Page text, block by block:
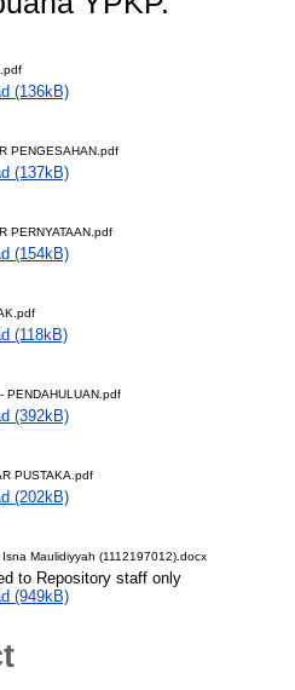
(136kB)
PENGESAHAN.pdf
(137kB)
PERNYATAAN.pdf
(154kB)
(118kB)
PENDAHULUAN.pdf
(392kB)
PUSTAKA.pdf
(202kB)
Maulidiyyah (1112197012).docx
to Repository staff only
(949kB)